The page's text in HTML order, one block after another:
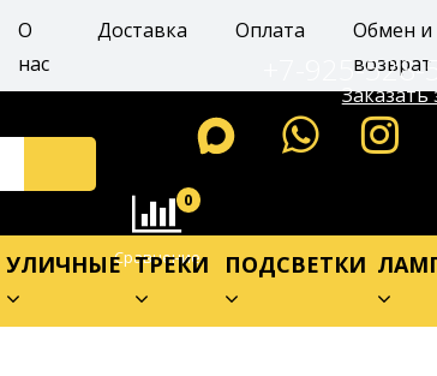
О
нас
Доставка Оплата
Обмен и
возврат
+7-925-528-
Заказать
0
Сравнение
УЛИЧНЫЕ ТРЕКИ ПОДСВЕТКИ